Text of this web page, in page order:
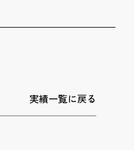
実績一覧に戻る